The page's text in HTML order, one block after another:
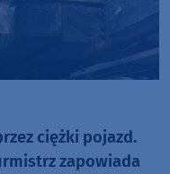
ciężki pojazd.
zapowiada